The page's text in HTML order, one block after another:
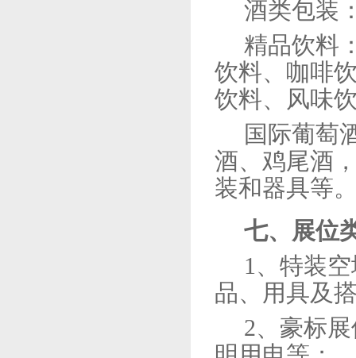
酒类包装
精品饮料
饮料、咖啡
饮料、风味
国际葡萄
酒、鸡尾酒
装和器具等
七、展位
1、 特装
品、用具及
2、 豪标